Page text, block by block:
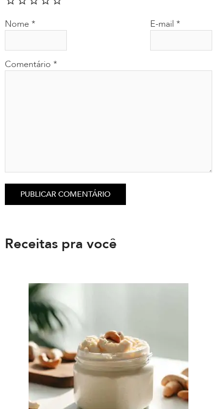
Comentário *
Nome * E-mail *
Receitas pra você